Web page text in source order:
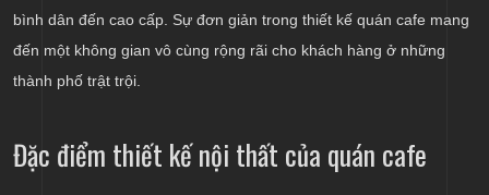
bình dân đến cao cấp. Sự đơn giản trong thiết kế quán cafe mang
đến một không gian vô cùng rộng rãi cho khách hàng ở những
thành phố trật trội.
Đặc điểm thiết kế nội thất của quán cafe